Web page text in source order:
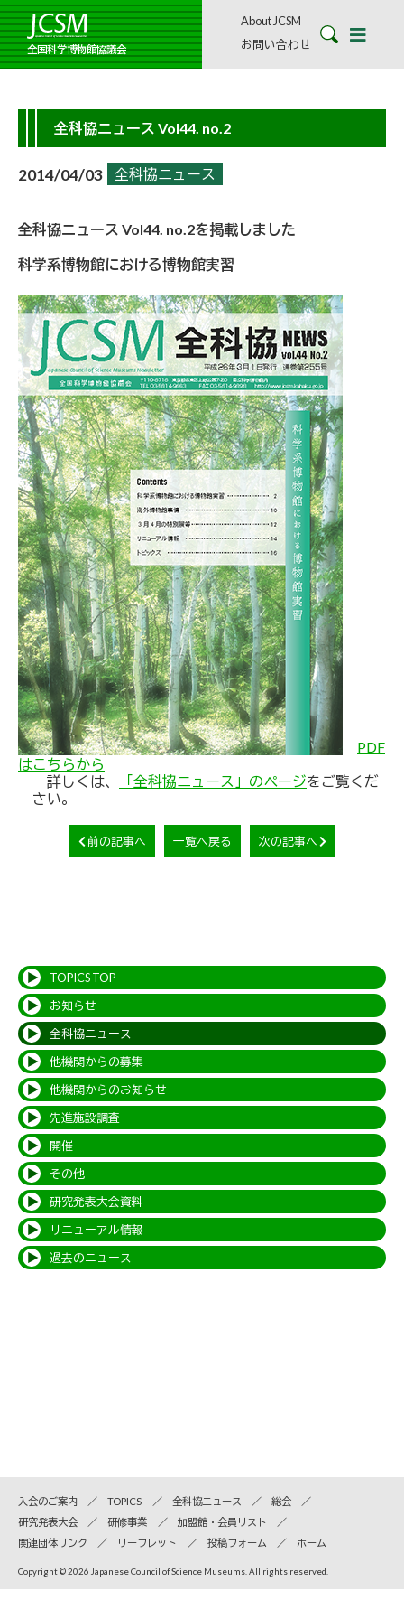
全国科学博物館協議会
About JCSM
お問い合わせ
全科協ニュース Vol44. no.2
2014/04/03 全科協ニュース
全科協ニュース Vol44. no.2を掲載しました
科学系博物館における博物館実習
PDF
はこちらから
詳しくは、
「全科協ニュース」のページをご覧くだ
さい。
前の記事へ 一覧へ戻る 次の記事へ
TOPICS TOP
お知らせ
全科協ニュース
他機関からの募集
他機関からのお知らせ
先進施設調査
開催
その他
研究発表大会資料
リニューアル情報
過去のニュース
入会のご案内 TOPICS 全科協ニュース
総会
研究発表大会
研修事業
加盟館・会員リスト
関連団体リンク
リーフレット 投稿フォーム ホーム
Copyright © 2026 Japanese Council of Science Museums. All rights reserved.